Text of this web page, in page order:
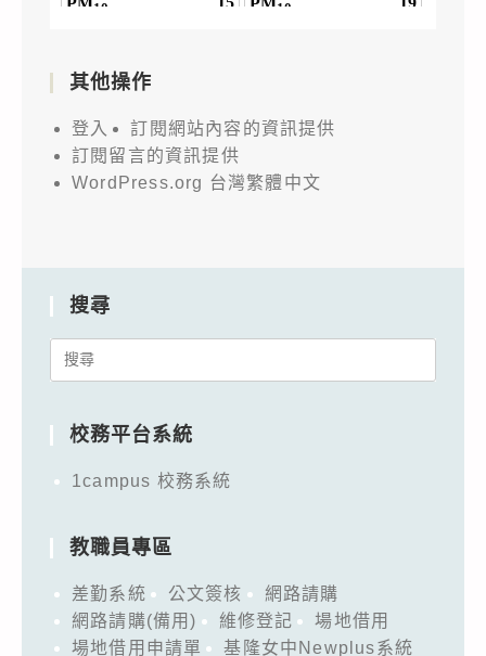
其他操作
登入
訂閱網站內容的資訊提供
訂閱留言的資訊提供
WordPress.org 台灣繁體中文
搜尋
Search
校務平台系統
1campus 校務系統
教職員專區
差勤系統 公文簽核
網路請購
網路請購(備用)
維修登記
場地借用
場地借用申請單
基隆女中Newplus系統